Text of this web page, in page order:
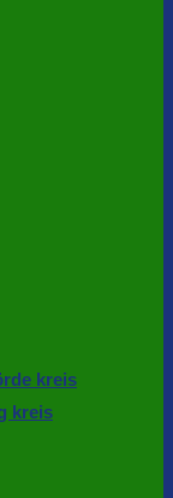
kreis
kreis